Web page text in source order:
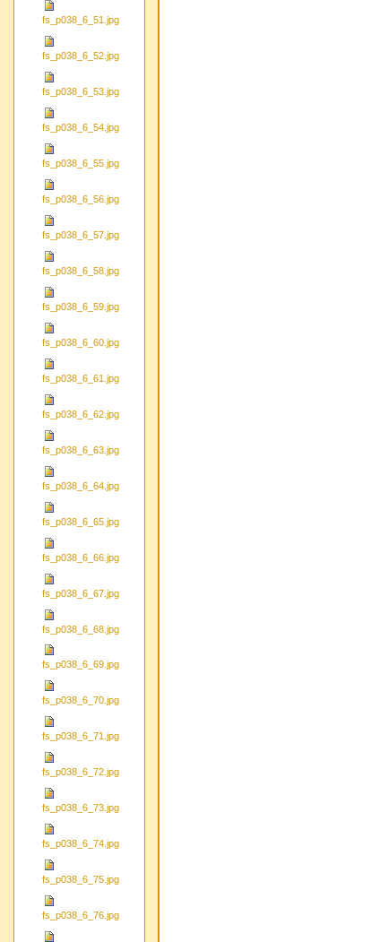
fs_p038_6_51.jpg
fs_p038_6_52.jpg
fs_p038_6_53.jpg
fs_p038_6_54.jpg
fs_p038_6_55.jpg
fs_p038_6_56.jpg
fs_p038_6_57.jpg
fs_p038_6_58.jpg
fs_p038_6_59.jpg
fs_p038_6_60.jpg
fs_p038_6_61.jpg
fs_p038_6_62.jpg
fs_p038_6_63.jpg
fs_p038_6_64.jpg
fs_p038_6_65.jpg
fs_p038_6_66.jpg
fs_p038_6_67.jpg
fs_p038_6_68.jpg
fs_p038_6_69.jpg
fs_p038_6_70.jpg
fs_p038_6_71.jpg
fs_p038_6_72.jpg
fs_p038_6_73.jpg
fs_p038_6_74.jpg
fs_p038_6_75.jpg
fs_p038_6_76.jpg